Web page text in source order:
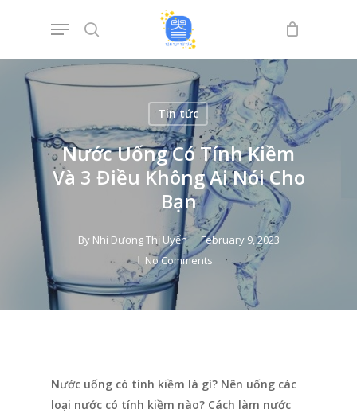
content
search
Menu
Tin tức
Nước Uống Có Tính Kiềm
Và 3 Điều Không Ai Nói Cho
Bạn
By Nhi Dương Thị Uyển
February 9, 2023
No Comments
Nước uống có tính kiềm là gì? Nên uống các
loại nước có tính kiềm nào? Cách làm nước